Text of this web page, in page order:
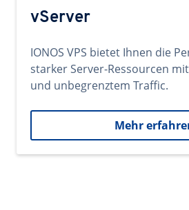
vServer
IONOS VPS bietet Ihnen die
starker Server-Ressourcen
und unbegrenztem Traffic.
Mehr